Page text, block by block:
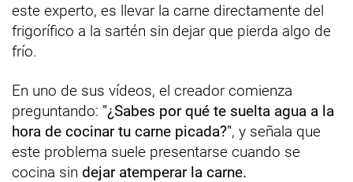
este experto, es llevar la carne directamente del
frigorífico a la sartén sin dejar que pierda algo de
frío.
En uno de sus vídeos, el creador comienza
preguntando: "¿Sabes por qué te suelta agua a la
hora de cocinar tu carne picada?", y señala que
este problema suele presentarse cuando se
cocina sin dejar atemperar la carne.